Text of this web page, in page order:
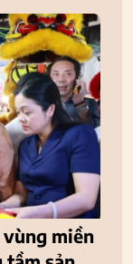
vùng miền